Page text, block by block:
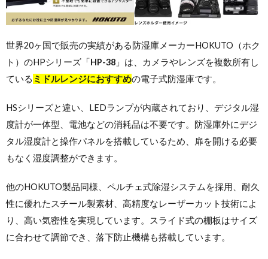
世界20ヶ国で販売の実績がある防湿庫メーカーHOKUTO（ホク
ト）のHPシリーズ「HP-38 」は、カメラやレンズを複数所有し
ている ミドルレンジにおすすめの電子式防湿庫です。
HSシリーズと違い、LEDランプが内蔵されており、デジタル湿
度計が一体型、電池などの消耗品は不要です。防湿庫外にデジ
タル湿度計と操作パネルを搭載しているため、扉を開ける必要
もなく湿度調整ができます。
他のHOKUTO製品同様、ペルチェ式除湿システムを採用、耐久
性に優れたスチール製素材、高精度なレーザーカット技術によ
り、高い気密性を実現しています。スライド式の棚板はサイズ
に合わせて調節でき、落下防止機構も搭載しています。